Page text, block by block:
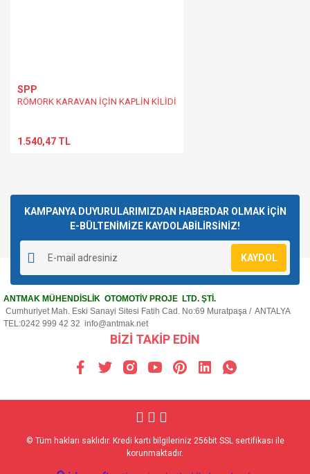
SPP
RÖMORK KARAVAN İÇİN KAPLİN KİLİDİ
1.540,47 TL
KAMPANYA DUYURULARIMIZDAN HABERDAR OLMAK İÇİN
E-BÜLTENİMİZE KAYDOLABİLİRSİNİZ!
KAYDOL
ANTMAK MÜHENDİSLİK OTOMOTİV PROJE LTD. ŞTİ.
Cumhuriyet Mah. Eski Sanayi Sitesi Fatih Cad. No:69 Muratpaşa / ANTALYA
TEL:0242 999 42 32 info@antmak.net
BİZİ TAKİP EDİN
© Tüm hakları saklıdır. Kredi kartı bilgileriniz 256bit SSL sertifikası ile
korunmaktadır.